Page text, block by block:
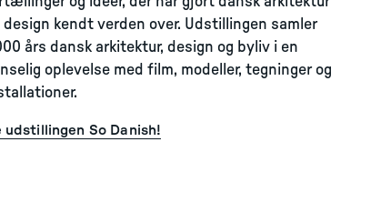
design kendt verden over. Udstillingen samler
års dansk arkitektur, design og byliv i en
oplevelse med film, modeller, tegninger og
udstillingen So Danish!